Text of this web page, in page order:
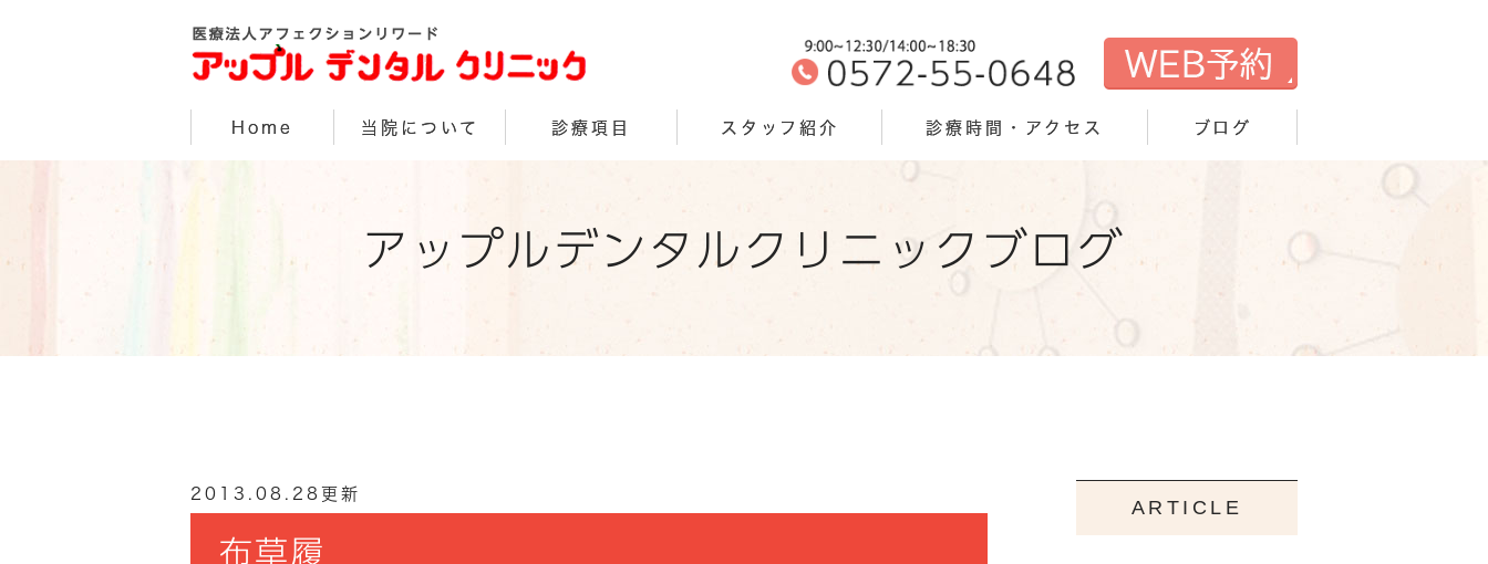
Home 当院について 診療項目 スタッフ紹介 診療時間・アクセス ブログ
アップルデンタルクリニックブログ
2013.08.28更新
布草履
ARTICLE